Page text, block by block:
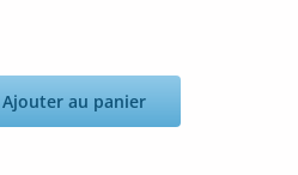
Ajouter au panier